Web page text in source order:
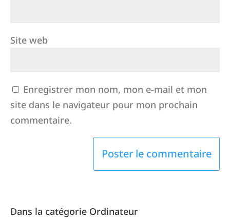
Site web
Enregistrer mon nom, mon e-mail et mon
site dans le navigateur pour mon prochain
commentaire.
Dans la catégorie Ordinateur